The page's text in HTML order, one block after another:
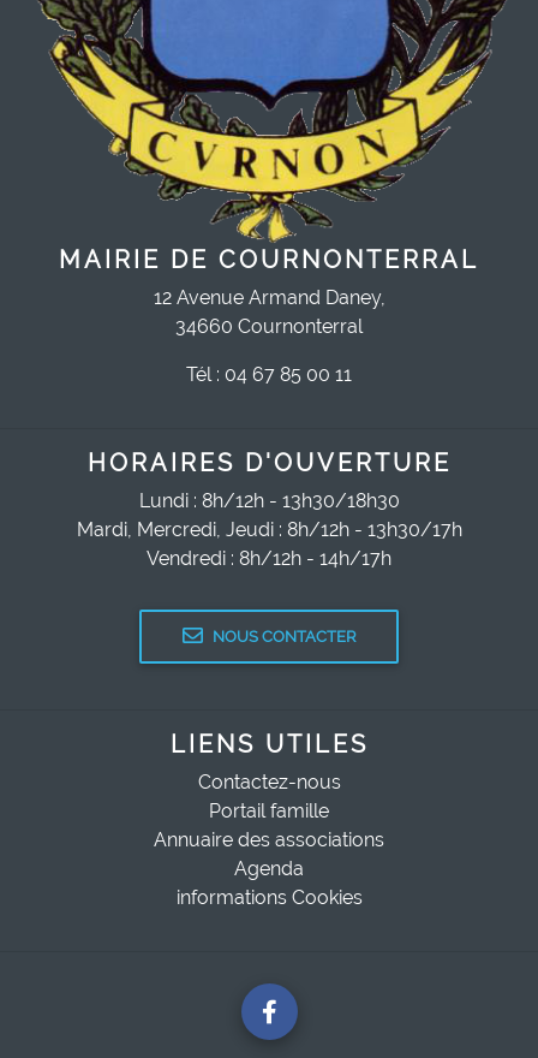
MAIRIE DE COURNONTERRAL
12 Avenue Armand Daney,
34660 Cournonterral
Tél : 04 67 85 00 11
HORAIRES D'OUVERTURE
Lundi : 8h/12h - 13h30/18h30
Mardi, Mercredi, Jeudi : 8h/12h - 13h30/17h
Vendredi : 8h/12h - 14h/17h
NOUS CONTACTER
LIENS UTILES
Contactez-nous
Portail famille
Annuaire des associations
Agenda
informations Cookies